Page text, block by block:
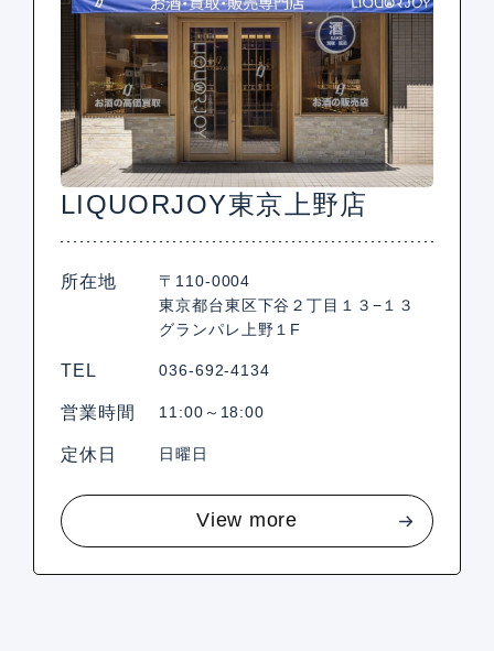
LIQUORJOY東京上野店
所在地
〒110-0004
東京都台東区下谷２丁目１３−１３
グランパレ上野１F
TEL 036-692-4134
営業時間 11:00～18:00
定休日 日曜日
View more